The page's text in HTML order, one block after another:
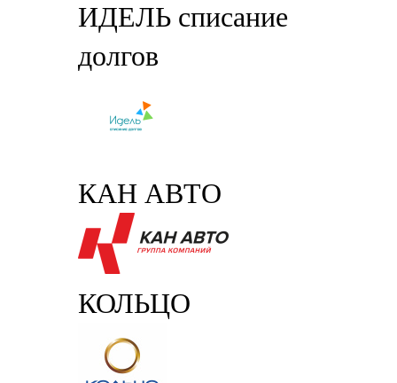
ИДЕЛЬ списание
долгов
КАН АВТО
КОЛЬЦО